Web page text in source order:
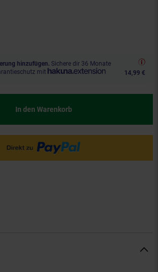
hinzufügen. Sichere dir 36 Monate
mit
14,99 €
In den Warenkorb